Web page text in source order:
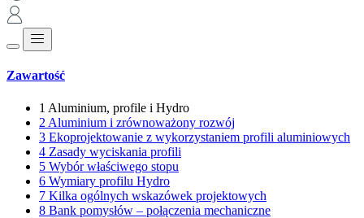
Zawartość
1 Aluminium, profile i Hydro
2 Aluminium i zrównoważony rozwój
3 Ekoprojektowanie z wykorzystaniem profili aluminiowych
4 Zasady wyciskania profili
5 Wybór właściwego stopu
6 Wymiary profilu Hydro
7 Kilka ogólnych wskazówek projektowych
8 Bank pomysłów – połączenia mechaniczne